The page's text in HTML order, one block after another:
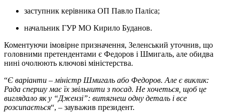
заступник керівника ОП Павло Паліса;
начальник ГУР МО Кирило Буданов.
Коментуючи імовірне призначення, Зеленський уточнив, що
головними претендентами є Федоров і Шмигаль, але обидва
нині очолюють ключові міністерства.
“Є варіанти – міністр Шмигаль або Федоров. Але є виклик:
Рада спершу має їх звільнити з посад. Не хочеться, щоб це
виглядало як у “Джензі”: витягнеш одну деталь і все
розсипається“, – зауважив президент.